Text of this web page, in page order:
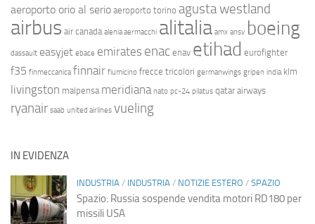
aeroporto orio al serio aeroporto torino agusta westland
airbus air canada alenia aermacchi alitalia amx ansv boeing
dassault easyjet ebace emirates enac enav etihad eurofighter
f35 finmeccanica finnair fiumicino frecce tricolori germanwings gripen india klm
livingston malpensa meridiana nato pc-24 pilatus qatar airways
ryanair saab united airlines vueling
IN EVIDENZA
INDUSTRIA / INDUSTRIA / NOTIZIE ESTERO / SPAZIO
Spazio: Russia sospende vendita motori RD180 per
missili USA